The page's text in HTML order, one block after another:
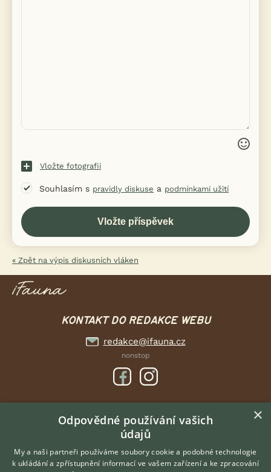
Vložte fotografii
Souhlasím s pravidly diskuse a podmínkami užití
« Zpět na výpis diskusních vláken
KONTAKT DO REDAKCE WEBU
redakce@ifauna.cz
nonstop
DOMOVSKÁ STRÁNKA
INZERCE
DISKUSE
ČLÁNKY
×
Odpovědné používání vašich
údajů
My a naši partneři používáme soubory cookie a podobné technologie
k ukládání a zpřístupnění informací ve vašem zařízení a ke zpracování